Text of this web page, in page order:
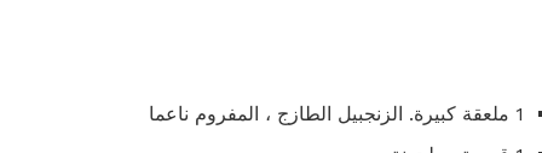
1 ملعقة كبيرة. الزنجبيل الطازج ، المفروم ناعما